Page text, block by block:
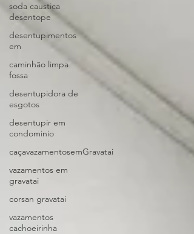
soda caustica
desentope
desentupimentos
em
caminhão limpa
fossa
desentupidora de
esgotos
desentupir em
condominio
caçavazamentosemGravatai
vazamentos em
gravatai
corsan gravatai
vazamentos
cachoeirinha